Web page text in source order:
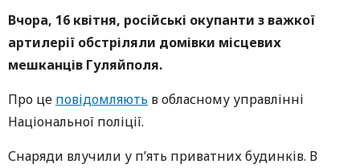
Вчора, 16 квітня, російські окупанти з важкої
артилерії обстріляли домівки місцевих
мешканців Гуляйполя.
Про це повідомляють в обласному управлінні
Національної поліції.
Снаряди влучили у п’ять приватних будинків. В